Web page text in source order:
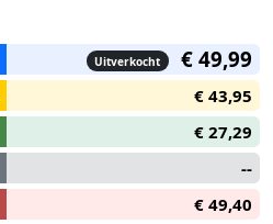
Uitverkocht € 49,99
€ 43,95
€ 27,29
--
€ 49,40